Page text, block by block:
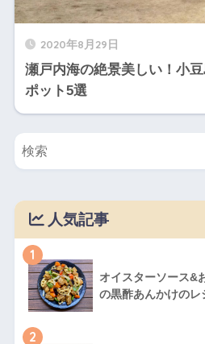
2020年8月29日
瀬戸内海の絶景美しい！小
ポット5選
人気記事
1
オイスターソース&
の黒酢あんかけのレ
2